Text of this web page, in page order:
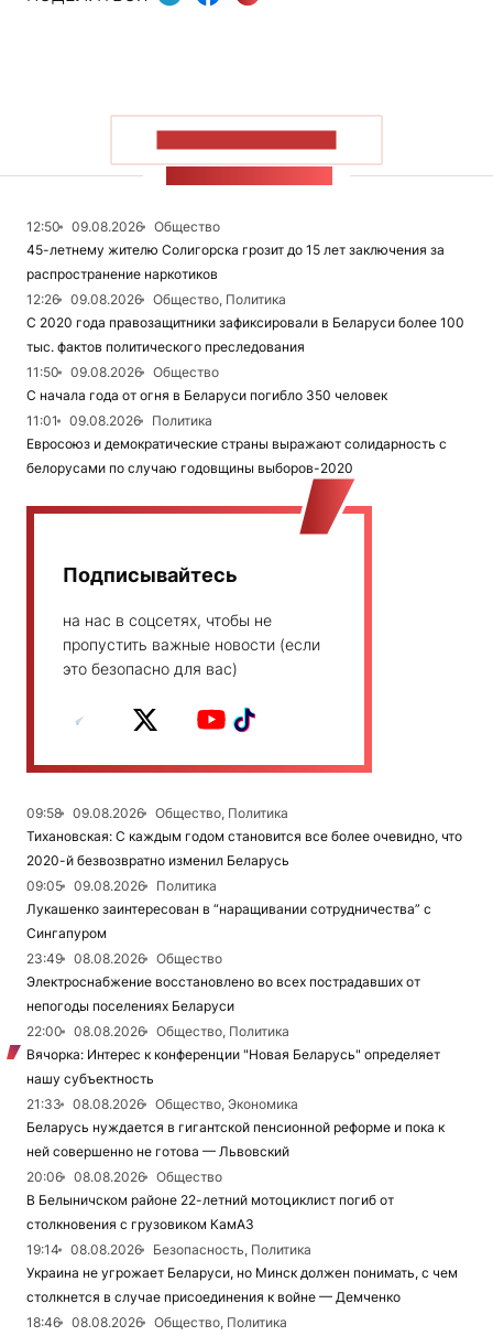
12:50 09.08.2026
Общество
45-летнему жителю Солигорска грозит до 15 лет заключения за
распространение наркотиков
12:26
09.08.2026
Общество, Политика
С 2020 года правозащитники зафиксировали в Беларуси более 100
тыс. фактов политического преследования
11:50
09.08.2026
Общество
С начала года от огня в Беларуси погибло 350 человек
11:01
09.08.2026
Политика
Евросоюз и демократические страны выражают солидарность с
белорусами по случаю годовщины выборов-2020
Подписывайтесь
на нас в соцсетях, чтобы не
пропустить важные новости (если
это безопасно для вас)
09:58 09.08.2026
Общество, Политика
Тихановская: С каждым годом становится все более очевидно, что
2020-й безвозвратно изменил Беларусь
09:05
09.08.2026
Политика
Лукашенко заинтересован в “наращивании сотрудничества” с
Сингапуром
23:49
08.08.2026
Общество
Электроснабжение восстановлено во всех пострадавших от
непогоды поселениях Беларуси
22:00
08.08.2026
Общество, Политика
Вячорка: Интерес к конференции "Новая Беларусь" определяет
нашу субъектность
21:33
08.08.2026
Общество, Экономика
Беларусь нуждается в гигантской пенсионной реформе и пока к
ней совершенно не готова — Львовский
20:06
08.08.2026
Общество
В Белыничском районе 22-летний мотоциклист погиб от
столкновения с грузовиком КамАЗ
19:14
08.08.2026
Безопасность, Политика
Украина не угрожает Беларуси, но Минск должен понимать, с чем
столкнется в случае присоединения к войне — Демченко
18:46
08.08.2026
Общество, Политика